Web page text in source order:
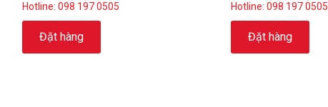
Hotline: 098 197 0505
Đặt hàng
Hotline: 098 197 0505
Đặt hàng